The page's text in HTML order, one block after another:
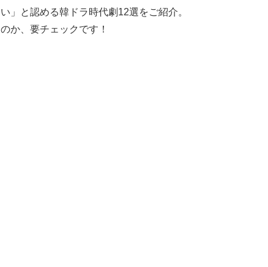
」と認める韓ドラ時代劇12選をご紹介。
か、要チェックです！